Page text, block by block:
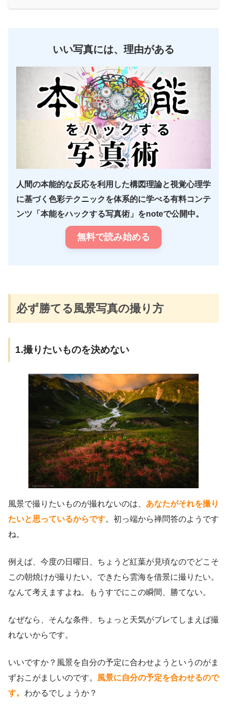
いい写真には、理由がある
人間の本能的な反応を利用した構図理論と視覚心理学
に基づく色彩テクニックを体系的に学べる有料コンテ
ンツ「本能をハックする写真術」をnoteで公開中。
無料で読み始める
必ず勝てる風景写真の撮り方
1.撮りたいものを決めない
風景で撮りたいものが撮れないのは、 あなたがそれを撮り
たいと思っているからです。初っ端から禅問答のようです
ね。
例えば、今度の日曜日、ちょうど紅葉が見頃なのでどこそ
この朝焼けが撮りたい。できたら雲海を借景に撮りたい。
なんて考えますよね。もうすでにこの瞬間、勝てない。
なぜなら、そんな条件、ちょっと天気がブレてしまえば撮
れないからです。
いいですか？風景を自分の予定に合わせようというのがま
ずおこがましいのです。 風景に自分の予定を合わせるので
す。 わかるでしょうか？